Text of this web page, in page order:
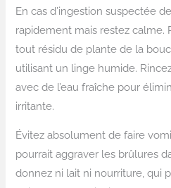
En cas d’ingestion suspectée
rapidement mais restez calme.
tout résidu de plante de la
utilisant un linge humide.
avec de l’eau fraîche pour
irritante.
Évitez absolument de faire
pourrait aggraver les brûlures
donnez ni lait ni nourriture, qui